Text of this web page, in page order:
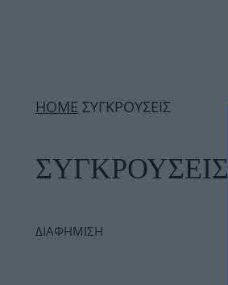
ΗΟΜΕ ΣΥΓΚΡΟΥΣΕΙΣ
ΣΥΓΚΡΟΥΣΕΙΣ
ΔΙΑΦΗΜΙΣΗ